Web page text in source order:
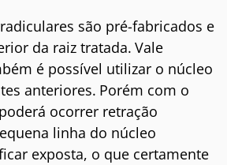
são pré-fabricados e
da raiz tratada. Vale
é possível utilizar o núcleo
anteriores. Porém com o
ocorrer retração
linha do núcleo
exposta, o que certamente